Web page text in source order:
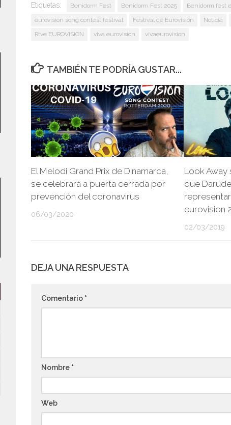
Etiquetas: Benidorm Fest Benidorm Fest 2025 Benidorm fest
eurovision song contest festival
Festival de Eurovisión Noticia
Rtve EUROVISION
viva eurovision vivaeurovision
TAMBIÉN TE PODRÍA GUSTAR...
El Melodi Grand Prix de Dinamarca,
se celebrará a puerta cerrada por
prevención del coronavirus
06/03/2020
Look Away
que
eurovision
02/03/2019
DEJA UNA RESPUESTA
Comentario *
Nombre *
Web